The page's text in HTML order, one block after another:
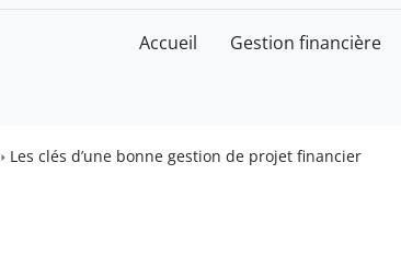
Accueil Gestion financière
Les clés d’une bonne gestion de projet financier